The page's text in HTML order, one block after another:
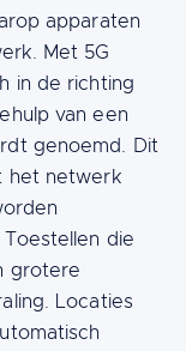
apparaten
Met 5G
in de richting
van een
genoemd. Dit
het netwerk
die
grotere
Locaties